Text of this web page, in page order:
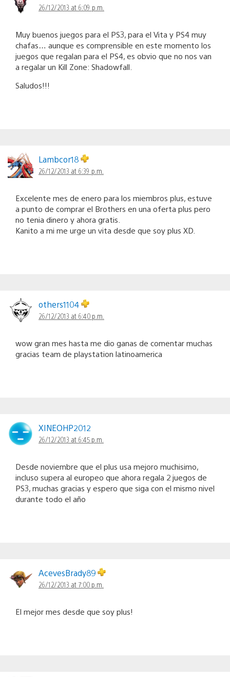
26/12/2013 at 6:09 p.m.
Muy buenos juegos para el PS3, para el Vita y PS4 muy
chafas… aunque es comprensible en este momento los
juegos que regalan para el PS4, es obvio que no nos van
a regalar un Kill Zone: Shadowfall.
Saludos!!!
Lambcor18
26/12/2013 at 6:39 p.m.
Excelente mes de enero para los miembros plus, estuve
a punto de comprar el Brothers en una oferta plus pero
no tenia dinero y ahora gratis.
Kanito a mi me urge un vita desde que soy plus XD.
others1104
26/12/2013 at 6:40 p.m.
wow gran mes hasta me dio ganas de comentar muchas
gracias team de playstation latinoamerica
XINEOHP2012
26/12/2013 at 6:45 p.m.
Desde noviembre que el plus usa mejoro muchisimo,
incluso supera al europeo que ahora regala 2 juegos de
PS3, muchas gracias y espero que siga con el mismo nivel
durante todo el año
AcevesBrady89
26/12/2013 at 7:00 p.m.
El mejor mes desde que soy plus!